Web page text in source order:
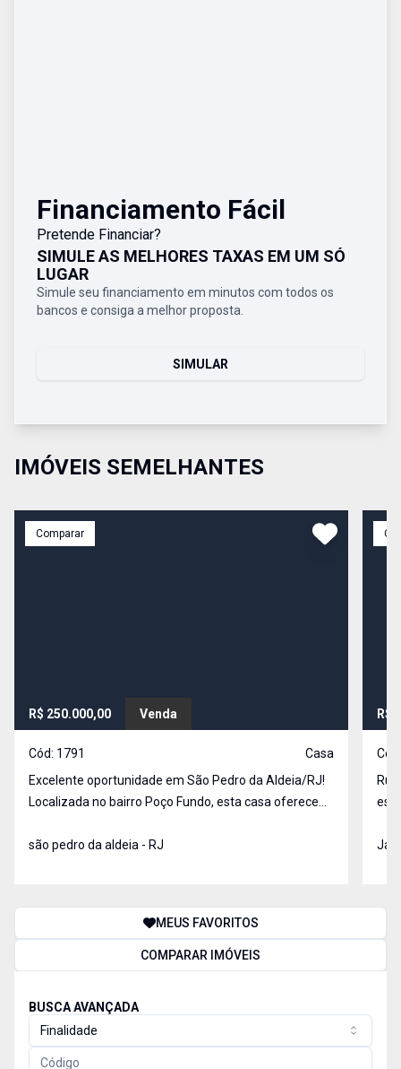
Financiamento Fácil
Pretende Financiar?
SIMULE AS MELHORES TAXAS EM UM SÓ
LUGAR
Simule seu financiamento em minutos com todos os
bancos e consiga a melhor proposta.
SIMULAR
IMÓVEIS SEMELHANTES
Comparar
R$ 250.000,00 Venda
Cód: 1791
Casa
Excelente oportunidade em São Pedro da Aldeia/RJ!
Localizada no bairro Poço Fundo, esta casa oferece
pavimento, o imóvel conta com dois cômodos,
são pedro da aldeia - RJ
R$
Rua
MEUS FAVORITOS
COMPARAR IMÓVEIS
BUSCA AVANÇADA
Finalidade